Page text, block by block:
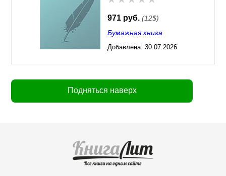
971 руб. (12$)
Бумажная книга
Добавлена: 30.07.2026
Подняться наверх